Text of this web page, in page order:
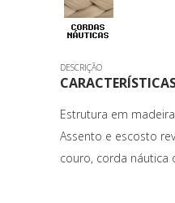
DESCRIÇÃO
Estrutura em
Assento e escosto
couro, corda náutica